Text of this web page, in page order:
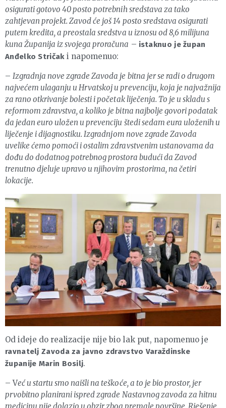
osigurati gotovo 40 posto potrebnih sredstava za tako
zahtjevan projekt. Zavod će još 14 posto sredstava osigurati
putem kredita, a preostala sredstva u iznosu od 8,6 milijuna
kuna Županija iz svojega proračuna – istaknuo je župan
Anđelko Stričaki napomenuo:
–Izgradnja nove zgrade Zavoda je bitna jer se radi o drugom
najvećem ulaganju u Hrvatskoj u prevenciju, koja je najvažnija
za rano otkrivanje bolesti i početak liječenja. To je u skladu s
reformom zdravstva, a koliko je bitna najbolje govori podatak
da jedan euro uložen u prevenciju štedi sedam eura uloženih u
liječenje i dijagnostiku. Izgradnjom nove zgrade Zavoda
uvelike ćemo pomoći i ostalim zdravstvenim ustanovama da
dođu do dodatnog potrebnog prostora budući da Zavod
trenutno djeluje upravo u njihovim prostorima, na četiri
lokacije.
Od ideje do realizacije nije bio lak put, napomenuo je
ravnatelj Zavoda za javno zdravstvo Varaždinske
županije Marin Bosilj.
– Već u startu smo naišli na teškoće, a to je bio prostor, jer
prvobitno planirani ispred zgrade Nastavnog zavoda za hitnu